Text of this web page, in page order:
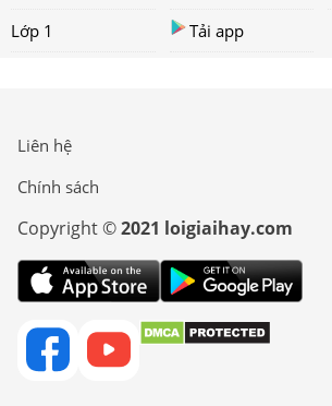
Lớp 1
Tải app
Liên hệ
Chính sách
Copyright ©2021 loigiaihay.com